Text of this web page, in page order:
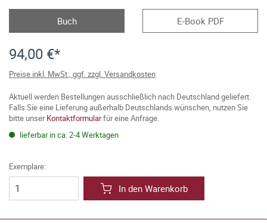
Buch E-Book PDF
94,00 €*
Preise inkl. MwSt., ggf. zzgl. Versandkosten
Aktuell werden Bestellungen ausschließlich nach Deutschland geliefert.
Falls Sie eine Lieferung außerhalb Deutschlands wünschen, nutzen Sie
bitte unserKontaktformularfür eine Anfrage.
lieferbar in ca. 2-4 Werktagen
Exemplare:
In den Warenkorb